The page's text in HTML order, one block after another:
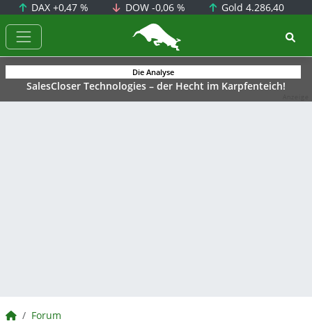
DAX+0,47 % DOW -0,06 % Gold4.286,40
BörsenNEWS.de
Die Analyse
SalesCloser Technologies – der Hecht im Karpfenteich!
BörsenNEWS.de
Forum